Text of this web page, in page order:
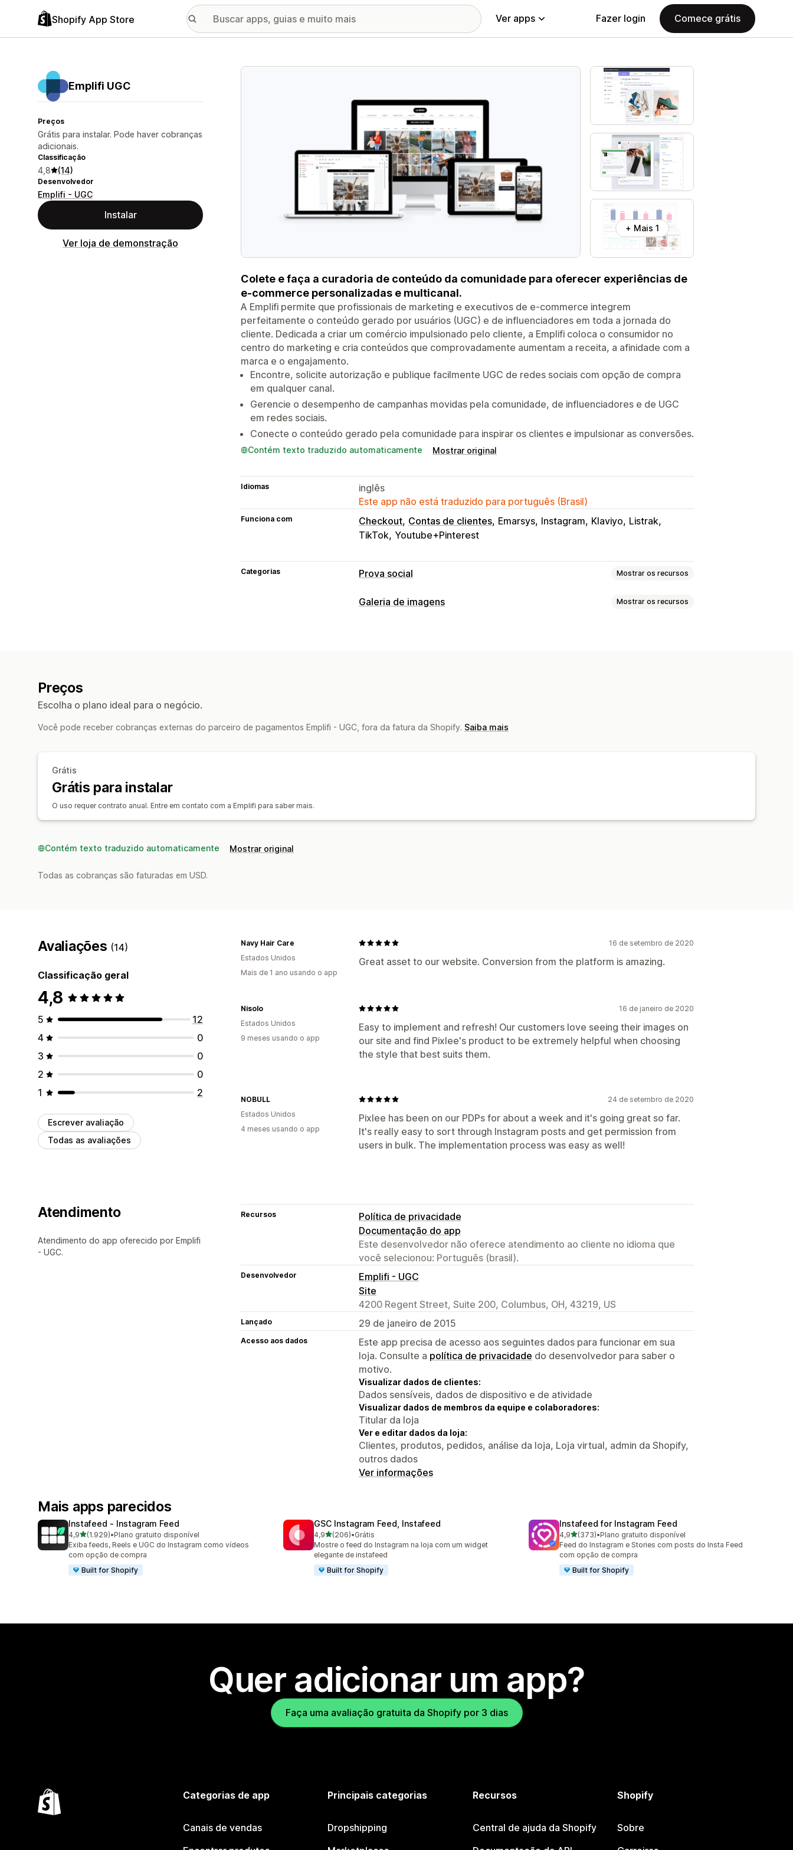
Shopify App Store Ver apps Fazer login Comece grátis
Emplifi UGC
Preços
Grátis para instalar. Pode haver cobranças
adicionais.
Classificação
4,8 (14)
Desenvolvedor
Emplifi - UGC
Instalar
Ver loja de demonstração
Galeria de imagens em destaque
+ Mais 1
Colete e faça a curadoria de conteúdo da comunidade para oferecer experiências de
e-commerce personalizadas e multicanal.
A Emplifi permite que profissionais de marketing e executivos de e-commerce integrem
perfeitamente o conteúdo gerado por usuários (UGC) e de influenciadores em toda a jornada do
cliente. Dedicada a criar um comércio impulsionado pelo cliente, a Emplifi coloca o consumidor no
centro do marketing e cria conteúdos que comprovadamente aumentam a receita, a afinidade com a
marca e o engajamento.
Encontre, solicite autorização e publique facilmente UGC de redes sociais com opção de compra
em qualquer canal.
Gerencie o desempenho de campanhas movidas pela comunidade, de influenciadores e de UGC
em redes sociais.
Conecte o conteúdo gerado pela comunidade para inspirar os clientes e impulsionar as conversões.
Contém texto traduzido automaticamente Mostrar original
Idiomas
inglês
Este app não está traduzido para português (Brasil)
Funciona com Checkout Contas de clientes Emarsys Instagram Klaviyo Listrak
TikTok Youtube+Pinterest
Categorias Prova social Mostrar os recursos
Tipos de conteúdo
Galeria de imagens Mostrar os recursos
Preços
Escolha o plano ideal para o negócio.
Você pode receber cobranças externas do parceiro de pagamentos Emplifi - UGC, fora da fatura da Shopify. Saiba mais
Grátis
Grátis para instalar
O uso requer contrato anual. Entre em contato com a Emplifi para saber mais.
Contém texto traduzido automaticamente Mostrar original
Todas as cobranças são faturadas em USD.
Avaliações (14)
Classificação geral
4,8
5
12
4
0
3
0
2
0
1
2
Escrever avaliação
Todas as avaliações
16 de setembro de 2020
Great asset to our website. Conversion from the platform is amazing.
Navy Hair Care
Estados Unidos
Mais de 1 ano usando o app
16 de janeiro de 2020
Easy to implement and refresh! Our customers love seeing their images on
our site and find Pixlee's product to be extremely helpful when choosing
the style that best suits them.
Nisolo
Estados Unidos
9 meses usando o app
24 de setembro de 2020
Pixlee has been on our PDPs for about a week and it's going great so far.
It's really easy to sort through Instagram posts and get permission from
users in bulk. The implementation process was easy as well!
NOBULL
Estados Unidos
4 meses usando o app
Atendimento
Atendimento do app oferecido por Emplifi
- UGC.
Recursos
Política de privacidade
Documentação do app
Este desenvolvedor não oferece atendimento ao cliente no idioma que
você selecionou: Português (brasil).
Desenvolvedor
Emplifi - UGC
Site
4200 Regent Street, Suite 200, Columbus, OH, 43219, US
Lançado 29 de janeiro de 2015
Acesso aos dados
Este app precisa de acesso aos seguintes dados para funcionar em sua
loja. Consulte a política de privacidade do desenvolvedor para saber o
motivo.
Visualizar dados de clientes:
Dados sensíveis, dados de dispositivo e de atividade
Visualizar dados de membros da equipe e colaboradores:
Titular da loja
Ver e editar dados da loja:
Clientes, produtos, pedidos, análise da loja, Loja virtual, admin da Shopify,
outros dados
Ver informações
Mais apps parecidos
Instafeed ‑ Instagram Feed
4,9de 5 estrelas
(1.929)
1929 avaliações ao todo
•Plano gratuito disponível
Exiba feeds, Reels e UGC do Instagram como vídeos
com opção de compra
Built for Shopify
GSC Instagram Feed, Instafeed
4,9de 5 estrelas
(206)
206 avaliações ao todo
•Grátis
Mostre o feed do Instagram na loja com um widget
elegante de instafeed
Built for Shopify
Instafeed for Instagram Feed
4,9de 5 estrelas
(373)
373 avaliações ao todo
•Plano gratuito disponível
Feed do Instagram e Stories com posts do Insta Feed
com opção de compra
Built for Shopify
Quer adicionar um app?
Faça uma avaliação gratuita da Shopify por 3 dias
Categorias de app
Canais de vendas
Principais categorias
Dropshipping
Recursos
Central de ajuda da Shopify
Shopify
Sobre